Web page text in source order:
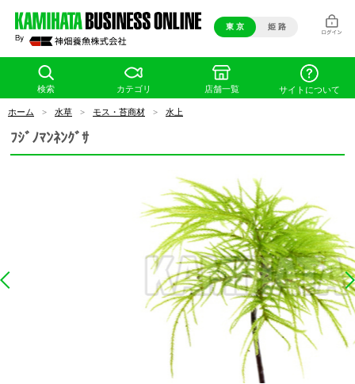
東 京 姫 路
検索 カテゴリ 店舗一覧 サイトについて
ホーム > 水草 > モス・苔商材 > 水上
ﾌｼﾞﾉﾏﾝﾈﾝｸﾞｻ